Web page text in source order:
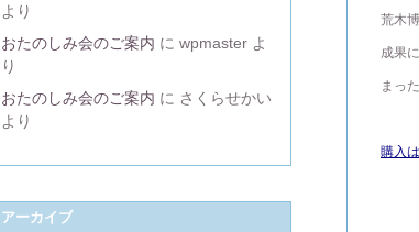
荒木
成果
まっ
購入
より
おたのしみ会のご案内 に wpmaster よ
り
おたのしみ会のご案内 に さくらせかい
より
アーカイブ